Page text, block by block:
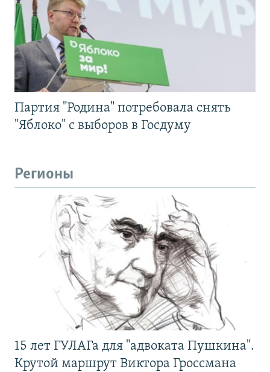
Партия "Родина" потребовала снять
"Яблоко" с выборов в Госдуму
Регионы
15 лет ГУЛАГа для "адвоката Пушкина".
Крутой маршрут Виктора Гроссмана